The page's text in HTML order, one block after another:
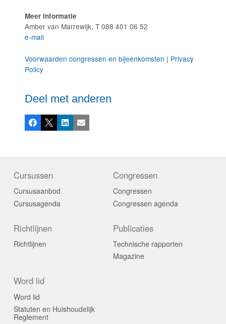
Meer informatie
Amber van Marrewijk, T 088 401 06 52
e-mail
Voorwaarden congressen en bijeenkomsten | Privacy
Policy
Deel met anderen
Facebook
X LinkedInE-mail
Cursussen
Cursusaanbod
Cursusagenda
Congressen
Congressen
Congressen agenda
Richtlijnen
Richtlijnen
Publicaties
Technische rapporten
Magazine
Word lid
Word lid
Statuten en Huishoudelijk
Reglement